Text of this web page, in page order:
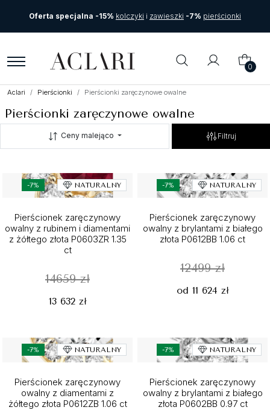
Oferta specjalna -15% kolczyki i zawieszki -7% pierścionki
0
Aclari Pierścionki Pierścionki zaręczynowe owalne
Pierścionki zaręczynowe owalne
Ceny malejąco Filtruj
-7% NATURALNY
Pierścionek zaręczynowy
owalny z rubinem i diamentami
z żółtego złota P0603ZR 1.35
ct
14659 zł
13 632 zł
-7% NATURALNY
Pierścionek zaręczynowy
owalny z brylantami z białego
złota P0612BB 1.06 ct
12499 zł
od 11 624 zł
-7% NATURALNY
Pierścionek zaręczynowy
owalny z diamentami z
żółtego złota P0612ZB 1.06 ct
-7% NATURALNY
Pierścionek zaręczynowy
owalny z brylantami z białego
złota P0602BB 0.97 ct